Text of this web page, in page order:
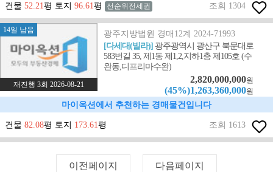
건물 52.21평 토지 96.61평 선순위전세권 조회 1304
14일 남음
재진행 3회 2026-08-21
광주지방법원 경매12계 2024-71993
[다세대(빌라)] 광주광역시 광산구 북문대로
583번길 35, 제1동 제1,2,지하1층 제105호 (수
완동,디프리마수완)
2,820,000,000원
(45%)1,263,360,000원
마이옥션에서 추천하는 경매물건입니다
건물 82.08평 토지 173.61평 조회 1613
이전페이지 다음페이지